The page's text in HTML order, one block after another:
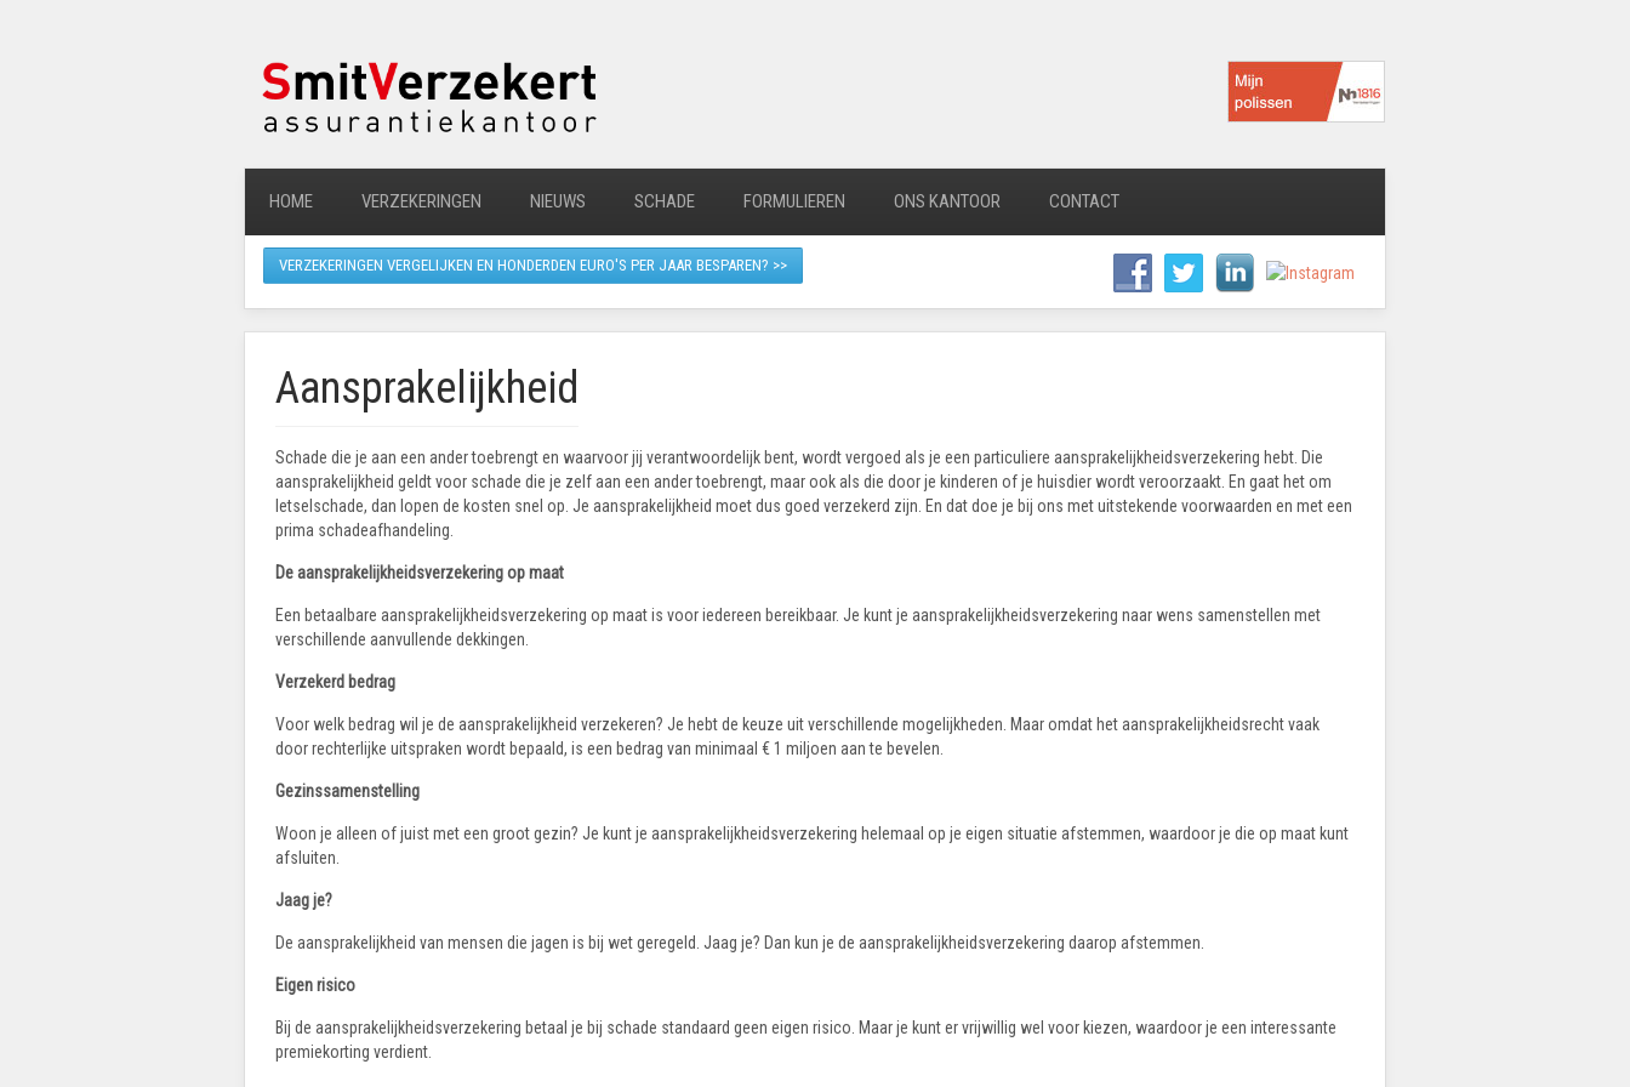
HOME VERZEKERINGEN NIEUWS SCHADE FORMULIEREN ONS KANTOOR CONTACT
VERZEKERINGEN VERGELIJKEN EN HONDERDEN EURO'S PER JAAR BESPAREN? >>
Aansprakelijkheid
Schade die je aan een ander toebrengt en waarvoor jij verantwoordelijk bent, wordt vergoed als je een particuliere aansprakelijkheidsverzekering hebt. Die
aansprakelijkheid geldt voor schade die je zelf aan een ander toebrengt, maar ook als die door je kinderen of je huisdier wordt veroorzaakt. En gaat het om
letselschade, dan lopen de kosten snel op. Je aansprakelijkheid moet dus goed verzekerd zijn. En dat doe je bij ons met uitstekende voorwaarden en met een
prima schadeafhandeling.
De aansprakelijkheidsverzekering op maat
Een betaalbare aansprakelijkheidsverzekering op maat is voor iedereen bereikbaar. Je kunt je aansprakelijkheidsverzekering naar wens samenstellen met
verschillende aanvullende dekkingen.
Verzekerd bedrag
Voor welk bedrag wil je de aansprakelijkheid verzekeren? Je hebt de keuze uit verschillende mogelijkheden. Maar omdat het aansprakelijkheidsrecht vaak
door rechterlijke uitspraken wordt bepaald, is een bedrag van minimaal € 1 miljoen aan te bevelen.
Gezinssamenstelling
Woon je alleen of juist met een groot gezin? Je kunt je aansprakelijkheidsverzekering helemaal op je eigen situatie afstemmen, waardoor je die op maat kunt
afsluiten.
Jaag je?
De aansprakelijkheid van mensen die jagen is bij wet geregeld. Jaag je? Dan kun je de aansprakelijkheidsverzekering daarop afstemmen.
Eigen risico
Bij de aansprakelijkheidsverzekering betaal je bij schade standaard geen eigen risico. Maar je kunt er vrijwillig wel voor kiezen, waardoor je een interessante
premiekorting verdient.